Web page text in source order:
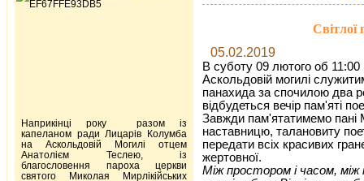
05.02.2019
В суботу 09 лютого об
Аскольдовій могилі
панахида за спочилою два
відбудеться вечір пам'яті
Завжди пам'ятатимемо пані
наставницю, талановиту
передати всіх красивих
жертовної.
Між простором і часом, між
Наприкінці року разом із
капеланом ради Лицарів Колумба
на Аскольдовій Могилі отцем
Анатолієм Теслею, із
благословення пароха церкви
святого Миколая Мирлікійських